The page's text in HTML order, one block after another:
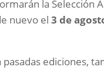
la Selección
nuevo el3 de
pasadas ediciones,